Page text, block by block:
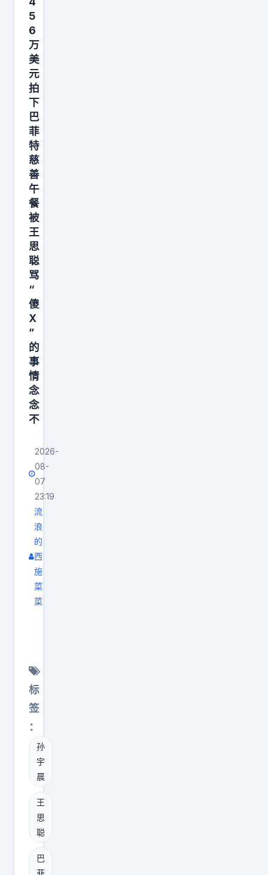
道
“
股
神
”
提
前
闻
到
了
什
么
危
险
气
味
？
先
把
情
捋
清
楚
。
0
0
年
，
巴
菲
特
旗
下
尔
斥
资
约
2
亿
美
元
买
入
的
3
小
时
”
拍
卖
正
式
落
槌
。
2
8
6
位
竞
者
叫
价
6
3
8
次
最
终
上
海
人
苏
彦
彬
掏
出
.
2
2
1
万
元
拿
下
了
和
史
玉
，
靠
比
特
币
起
家
抓
住
了
一
波
财
富
浪
潮
，
然
后
发
代
币
炒
币
割
菜
，
再
然
后
借
壳
纳
斯
达
靠
币
割
韭
菜
，
保
持
高
热
度
，
真
5
6
万
美
元
拍
下
巴
菲
特
慈
善
午
餐
被
王
思
聪
骂
“
傻
X
”
的
事
情
念
念
不
2026-
08-
07
23:19
流
浪
的
西
施
菜
菜
始
终
对
己
花
5
6
万
美
元
拍
标
签
：
孙
宇
晨
王
思
聪
巴
菲